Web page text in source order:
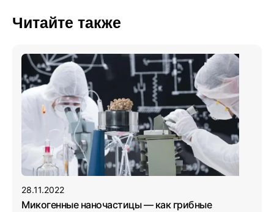
Читайте также
28.11.2022
Микогенные наночастицы — как грибные